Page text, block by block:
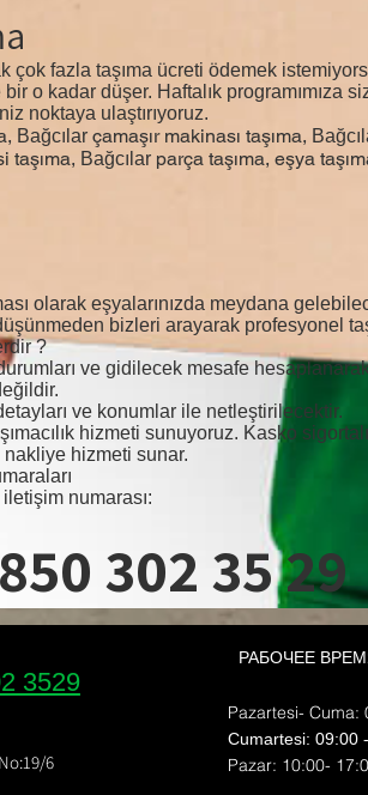
çok fazla taşıma ücreti ödemek
o kadar düşer. Haftalık programımıza
noktaya ulaştırıyoruz.
Bağcılar çamaşır makinası taşıma,
taşıma, Bağcılar parça taşıma, eşya
olarak eşyalarınızda meydana
bizleri arayarak profesyonel
?
ve gidilecek mesafe
ve konumlar ile netleştirilecektir.
hizmeti sunuyoruz. Kasko
hizmeti sunar.
numarası:
302 35 29
3529
6
РАБОЧЕЕ
Pazartesi- Cuma:
​​Cumartesi: 09:00
​Pazar: 10:00-